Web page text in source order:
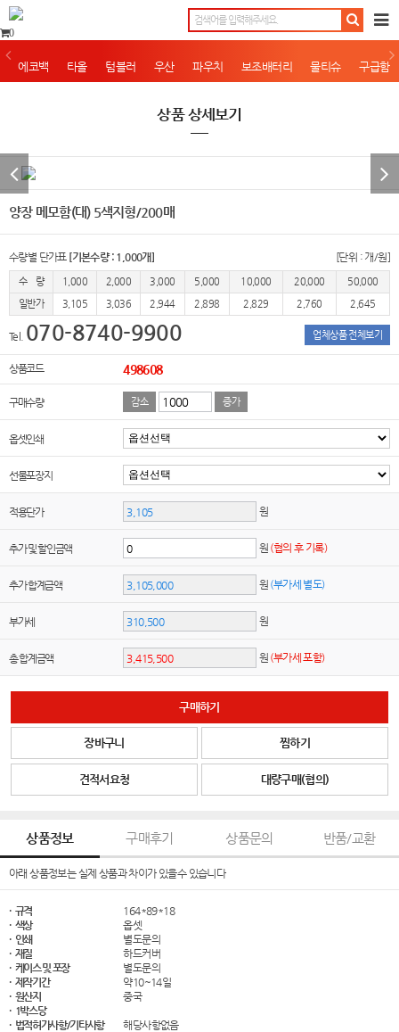
0
에코백 타올 텀블러 우산 파우치 보조배터리 물티슈 구급함
상품 상세보기
양장 메모함(대) 5색지형/200매
수량별 단가표 [기본수량 : 1,000개] [단위 : 개/원]
수 량 1,000 2,000 3,000 5,000 10,000 20,000
50,000
일반가
3,105 3,036 2,944 2,898 2,829 2,760 2,645
Tel. 070-8740-9900 업체상품 전체보기
상품코드 498608
구매수량 감소 증가
옵셋인쇄
선물포장지
적용단가 원
추가 및 할인금액 원 (협의 후 기록)
추가 합계금액 원 (부가세 별도)
부가세 원
총 합계금액 원 (부가세 포함)
구매하기
장바구니 찜하기
견적서요청 대량구매(협의)
상품정보 구매후기 상품문의 반품/교환
아래 상품정보는 실제 상품과 차이가 있을수 있습니다
· 규격
164*89*18
· 색상
옵셋
· 인쇄
별도문의
· 재질
하드커버
· 케이스 및 포장
별도문의
· 제작기간
약10~14일
· 원산지
중국
· 1박스당
· 법적허가사항/기타사항
해당사항없음